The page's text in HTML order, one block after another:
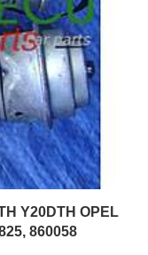
Y20DTH OPEL
860058